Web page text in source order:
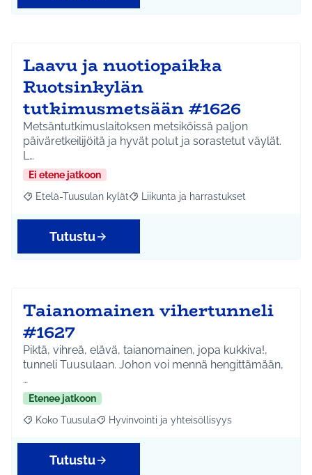
Laavu ja nuotiopaikka
Ruotsinkylän
tutkimusmetsään #1626
Metsäntutkimuslaitoksen metsiköissä paljon
päiväretkeilijöitä ja hyvät polut ja sorastetut väylät.
L…
Ei etene jatkoon
Rajaa tulokset aihepiirin mukaan: Etelä-Tuusulan kylät
Etelä-Tuusulan kylät Rajaa tulokset teeman mukaan:
Liikunta ja harrastukset
Tutustu
Taianomainen vihertunneli
#1627
Piktä, vihreä, elävä, taianomainen, jopa kukkiva!,
tunneli Tuusulaan. Johon voi mennä hengittämään,
…
Etenee jatkoon
Rajaa tulokset aihepiirin mukaan: Koko Tuusula
Koko Tuusula Rajaa tulokset teeman mukaan: Hyvinvointi ja
Hyvinvointi ja yhteisöllisyys
Tutustu